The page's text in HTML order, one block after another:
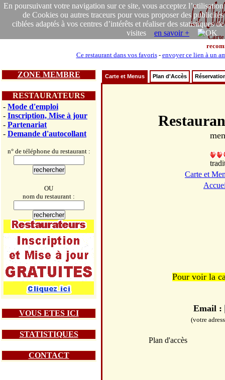
En poursuivant votre navigation sur ce site, vous acceptez l’utilisation
de Cookies ou autres traceurs pour vous proposer des publicités
ciblées adaptés à vos centres d’intérêts et réaliser des statistiques de
visites en savoir +
Carte
Ce restaurant dans vos favoris- envoyer ce lien à un
ZONE MEMBRE
RESTAURATEURS
- Mode d'emploi
- Inscription, Mise à jour
- Partenariat
- Demande d'autocollant
n° de téléphone du restaurant :
OU
nom du restaurant :
VOUS ETES ICI
STATISTIQUES
CONTACT
Carte et Menus Plan d'Accès
Carte et
Pour voir la
Email :
(votre
Plan d'accès